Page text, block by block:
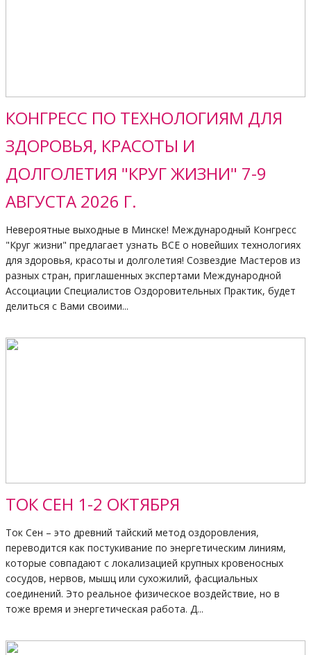
КОНГРЕСС ПО ТЕХНОЛОГИЯМ ДЛЯ
ЗДОРОВЬЯ, КРАСОТЫ И
ДОЛГОЛЕТИЯ "КРУГ ЖИЗНИ" 7-9
АВГУСТА 2026 Г.
Невероятные выходные в Минске! Международный Конгресс
"Круг жизни" предлагает узнать ВСЕ о новейших технологиях
для здоровья, красоты и долголетия! Созвездие Мастеров из
разных стран, приглашенных экспертами Международной
Ассоциации Специалистов Оздоровительных Практик, будет
делиться с Вами своими...
ТОК СЕН 1-2 ОКТЯБРЯ
Ток Сен – это древний тайский метод оздоровления,
переводится как постукивание по энергетическим линиям,
которые совпадают с локализацией крупных кровеносных
сосудов, нервов, мышц или сухожилий, фасциальных
соединений. Это реальное физическое воздействие, но в
тоже время и энергетическая работа. Д...